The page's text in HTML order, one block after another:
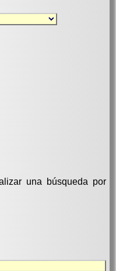
una búsqueda por